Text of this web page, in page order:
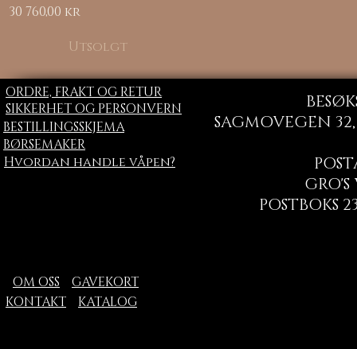
Pris
30 760,00 kr
Utsolgt
ORDRE, FRAKT OG RETUR
SIKKERHET OG PERSONVERN
BESTILLINGSSKJEMA
BØRSEMAKER
SAGMOVEGEN
GRO'S
POSTBOKS
Hvordan handle våpen?
OM OSS
GAVEKORT
KONTAKT
KATALOG